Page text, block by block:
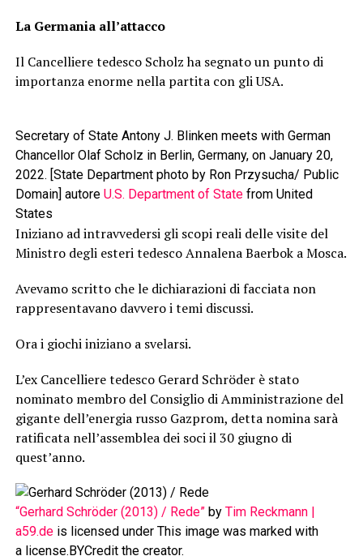
La Germania all’attacco
Il Cancelliere tedesco Scholz ha segnato un punto di
importanza enorme nella partita con gli USA.
Secretary of State Antony J. Blinken meets with German
Chancellor Olaf Scholz in Berlin, Germany, on January 20,
2022. [State Department photo by Ron Przysucha/ Public
Domain] autore U.S. Department of Statefrom United
States
Iniziano ad intravvedersi gli scopi reali delle visite del
Ministro degli esteri tedesco Annalena Baerbok a Mosca.
Avevamo scritto che le dichiarazioni di facciata non
rappresentavano davvero i temi discussi.
Ora i giochi iniziano a svelarsi.
L’ex Cancelliere tedesco Gerard Schröder è stato
nominato membro del Consiglio di Amministrazione del
gigante dell’energia russo Gazprom, detta nomina sarà
ratificata nell’assemblea dei soci il 30 giugno di
quest’anno.
“Gerhard Schröder (2013) / Rede”by Tim Reckmann |
a59.deis licensed under This image was marked with
a license.BYCredit the creator.